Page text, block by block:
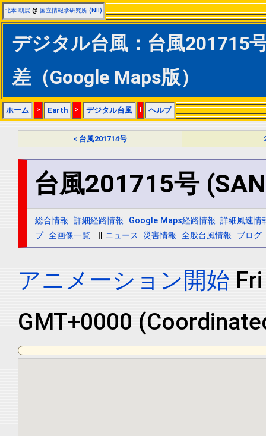
北本 朝展 @ 国立情報学研究所 (NII)
デジタル台風：台風201715
差（Google Maps版）
ホーム > Earth > デジタル台風 | ヘルプ
< 台風201714号
台風201715号
総合情報 詳細経路情報 Google Maps経路情報 詳細風速情
プ 全画像一覧 ニュース 災害情報 全般台風情報 ブログ
アニメーション開始
GMT+0000